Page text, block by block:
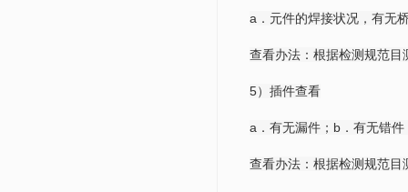
a．元件的焊接状况，有无
查看办法：根据检测规范
5）插件查看
a．有无漏件；b．有无错
查看办法：根据检测规范目